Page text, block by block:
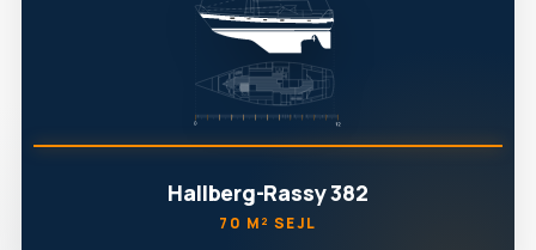
Hallberg-Rassy 382
70 M² SEJL